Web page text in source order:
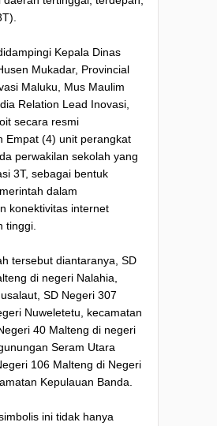
Kepala Dinas
Mukadar, Provincial
Maluku, Mus Maulim
Relation Lead Inovasi,
secara resmi
Empat (4) unit perangkat
perwakilan sekolah yang
3T, sebagai bentuk
dalam
konektivitas internet
tinggi.
tersebut diantaranya, SD
di negeri Nalahia,
SD Negeri 307
Nuweletetu, kecamatan
40 Malteng di negeri
Seram Utara
106 Malteng di Negeri
Kepulauan Banda.
ini tidak hanya